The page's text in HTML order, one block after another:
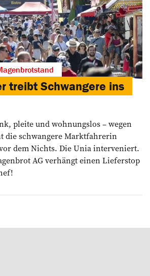
treibt Schwangere ins
pleite und wohnungslos – wegen
die schwangere Marktfahrerin
dem Nichts. Die Unia interveniert.
AG verhängt einen Lieferstop